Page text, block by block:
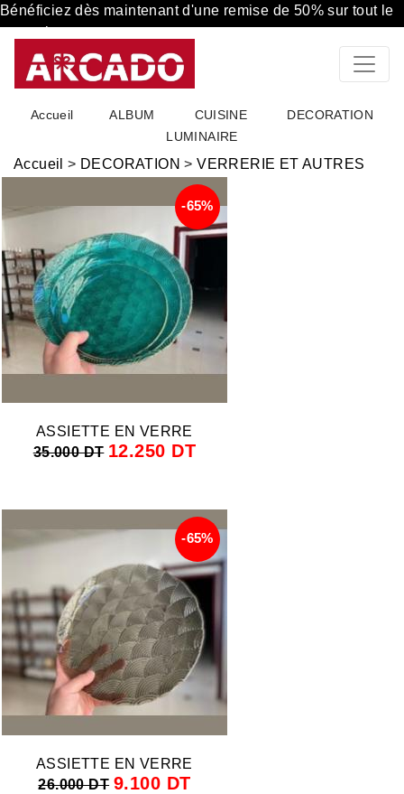
Bénéficiez dès maintenant d'une remise de 50% sur tout le
magasin
Accueil ALBUM CUISINE
DECORATION
LUMINAIRE
Accueil > DECORATION >VERRERIE ET AUTRES
-65%
ASSIETTE EN VERRE
35.000 DT 12.250 DT
-65%
ASSIETTE EN VERRE
26.000 DT 9.100 DT